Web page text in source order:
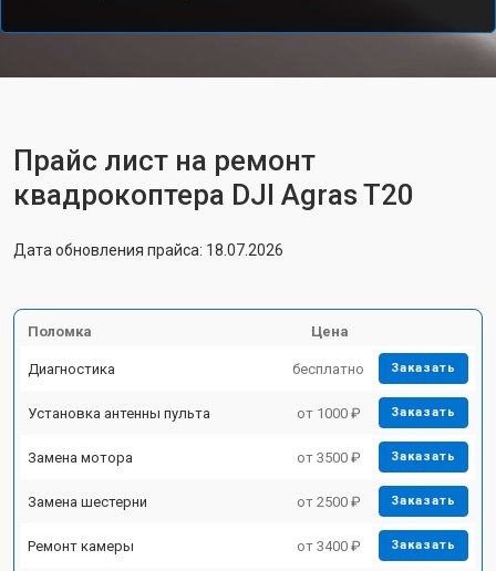
Прайс лист на ремонт
квадрокоптера DJI Agras T20
Дата обновления прайса: 18.07.2026
Поломка Цена
Диагностика бесплатно Заказать
Установка антенны пульта от 1000 ₽ Заказать
Замена мотора от 3500 ₽ Заказать
Замена шестерни от 2500 ₽ Заказать
Ремонт камеры от 3400 ₽ Заказать